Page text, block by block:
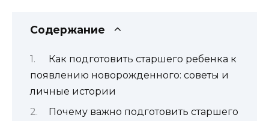
Содержание
Как подготовить старшего ребенка к
появлению новорожденного: советы и
личные истории
Почему важно подготовить старшего